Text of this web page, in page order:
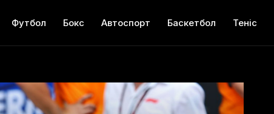
Футбол Бокс Автоспорт Баскетбол Теніс